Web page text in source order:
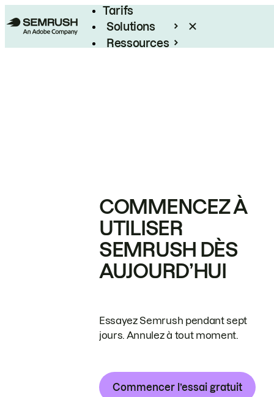
Tarifs
Solutions
Ressources
COMMENCEZ À
UTILISER
SEMRUSH DÈS
AUJOURD’HUI
Essayez Semrush pendant sept
jours. Annulez à tout moment.
Commencer l’essai gratuit